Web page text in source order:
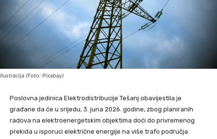
Ilustracija (Foto: Pixabay)
Poslovna jedinica Elektrodistribucije Tešanj obavijestila je
građane da će u srijedu, 3. juna 2026. godine, zbog planiranih
radova na elektroenergetskim objektima doći do privremenog
prekida u isporuci električne energije na više trafo područja.